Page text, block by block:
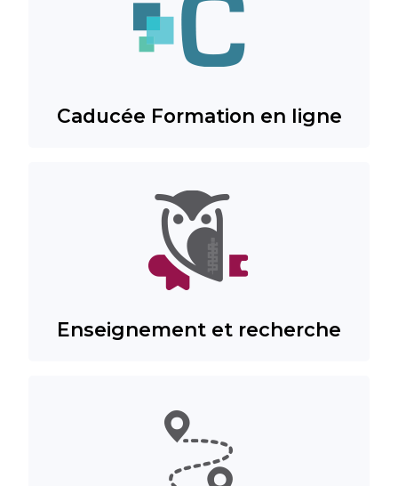
Caducée Formation en ligne
Enseignement et recherche